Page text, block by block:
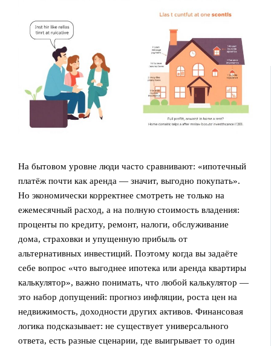
На бытовом уровне люди часто сравнивают: «ипотечный
платёж почти как аренда — значит, выгодно покупать».
Но экономически корректнее смотреть не только на
ежемесячный расход, а на полную стоимость владения:
проценты по кредиту, ремонт, налоги, обслуживание
дома, страховки и упущенную прибыль от
альтернативных инвестиций. Поэтому когда вы задаёте
себе вопрос «что выгоднее ипотека или аренда квартиры
калькулятор», важно понимать, что любой калькулятор —
это набор допущений: прогноз инфляции, роста цен на
недвижимость, доходности других активов. Финансовая
логика подсказывает: не существует универсального
ответа, есть разные сценарии, где выигрывает то один